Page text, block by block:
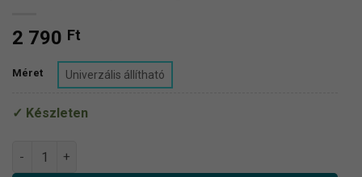
2 790 Ft
Méret Univerzális állítható
Készleten
Baseball Sapka Horgásznak Születtem! mennyiség